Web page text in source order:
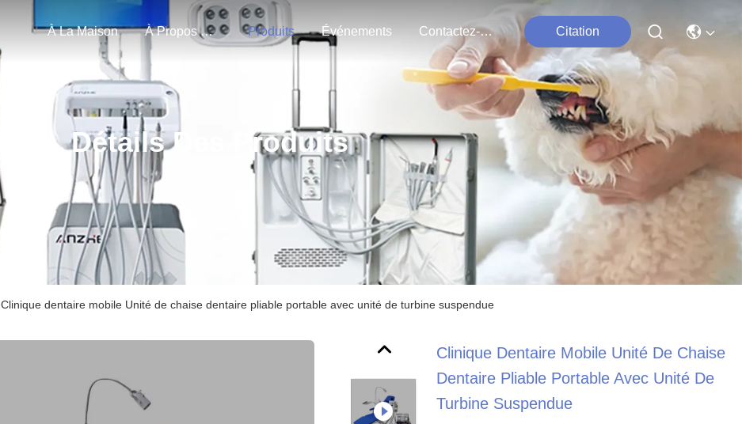
À La Maison À Propos De Nous Produits Événements Contactez-Nous Citation
Détails Des Produits
Clinique dentaire mobile Unité de chaise dentaire pliable portable avec unité de turbine suspendue
Clinique Dentaire Mobile Unité De Chaise
Dentaire Pliable Portable Avec Unité De
Turbine Suspendue